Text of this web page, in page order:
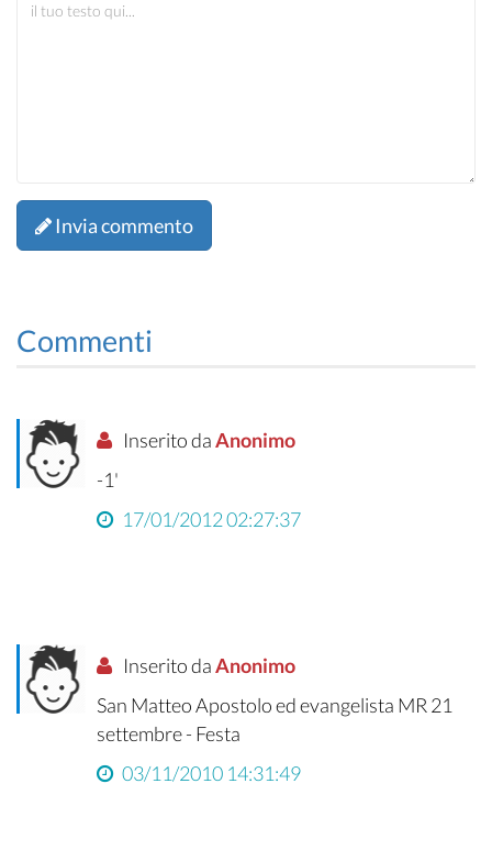
Invia commento
Commenti
Inserito daAnonimo
-1'
17/01/2012 02:27:37
Inserito daAnonimo
San Matteo Apostolo ed evangelista MR 21
settembre - Festa
03/11/2010 14:31:49